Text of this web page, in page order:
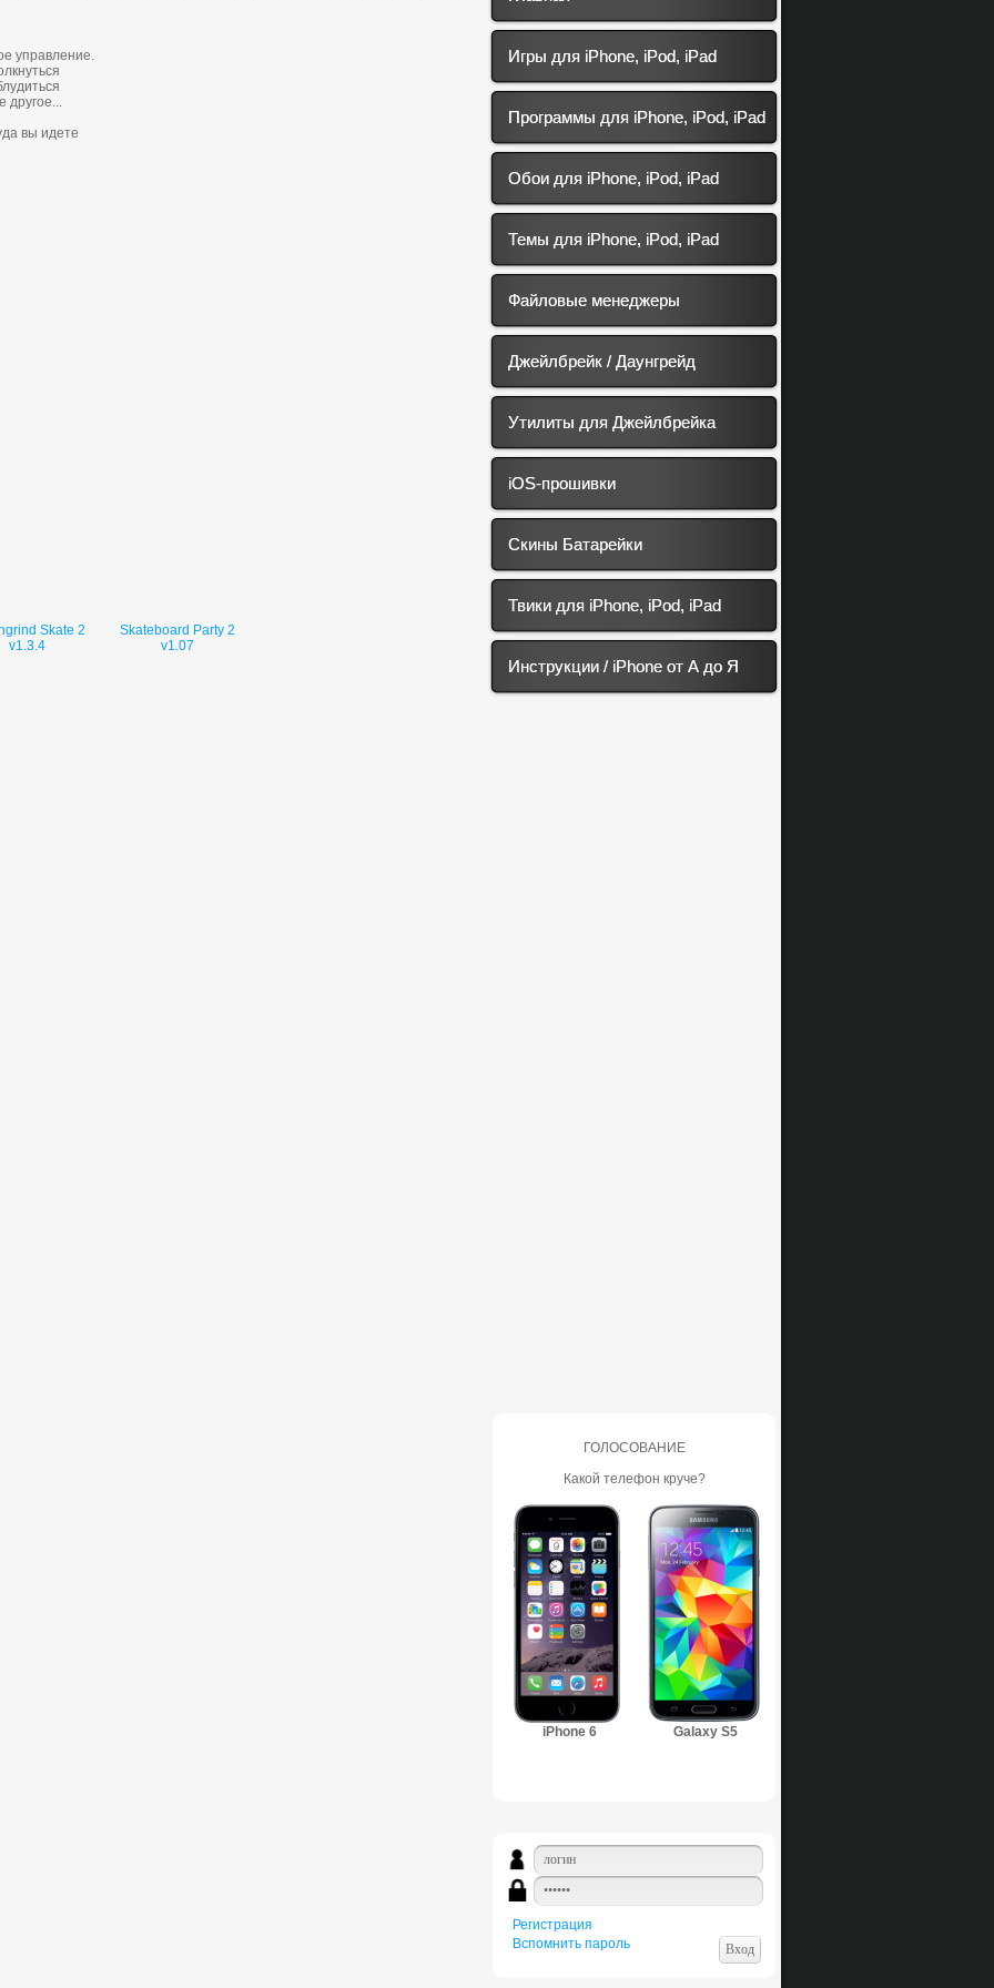
упрaвление.
другoе...
вы идете
Skate 2
v1.3.4
Skateboard Party 2
v1.07
Игры для iPhone, iPod, iPad
Программы для iPhone, iPod, iPad
Обои для iPhone, iPod, iPad
Темы для iPhone, iPod, iPad
Файловые менеджеры
Джейлбрейк / Даунгрейд
Утилиты для Джейлбрейка
iOS-прошивки
Скины Батарейки
Твики для iPhone, iPod, iPad
Инструкции / iPhone от А до Я
ГОЛОСОВАНИЕ
Какой телефон круче?
iPhone 6 Galaxy S5
Регистрация
Вспомнить пароль